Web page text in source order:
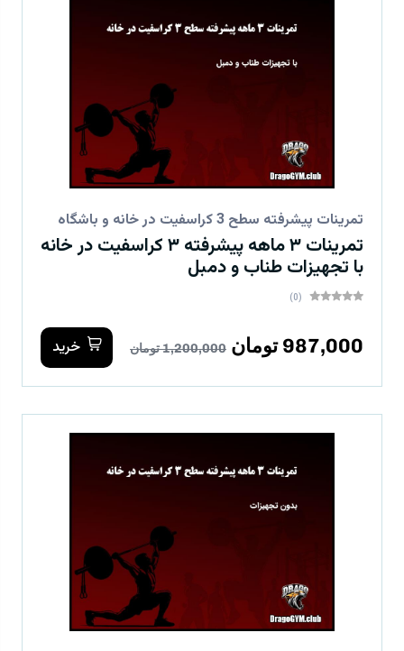
تمرینات پیشرفته سطح 3 کراسفیت در خانه و باشگاه
تمرینات ۳ ماهه پیشرفته ۳ کراسفیت در خانه
با تجهیزات طناب و دمبل
(0)
987,000 تومان 1,200,000 تومان خرید